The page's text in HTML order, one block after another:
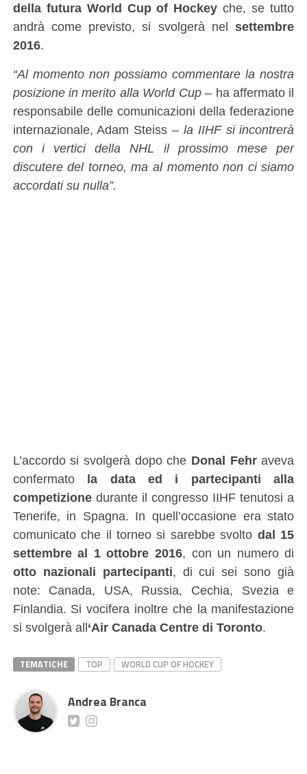
della futura World Cup of Hockey che, se tutto
andrà come previsto, si svolgerà nelsettembre
2016.
“Al momento non possiamo commentare la nostra
posizione in merito alla World Cup– ha affermato il
responsabile delle comunicazioni della federazione
internazionale, Adam Steiss – la IIHF si incontrerà
con i vertici della NHL il prossimo mese per
discutere del torneo, ma al momento non ci siamo
accordati su nulla”.
L’accordo si svolgerà dopo che Donal Fehraveva
confermato la data ed i partecipanti alla
competizionedurante il congresso IIHF tenutosi a
Tenerife, in Spagna. In quell’occasione era stato
comunicato che il torneo si sarebbe svolto dal 15
settembre al 1 ottobre 2016, con un numero di
otto nazionali partecipanti, di cui sei sono già
note: Canada, USA, Russia, Cechia, Svezia e
Finlandia. Si vocifera inoltre che la manifestazione
si svolgerà all‘Air Canada Centre di Toronto.
TEMATICHE TOP WORLD CUP OF HOCKEY
Andrea Branca